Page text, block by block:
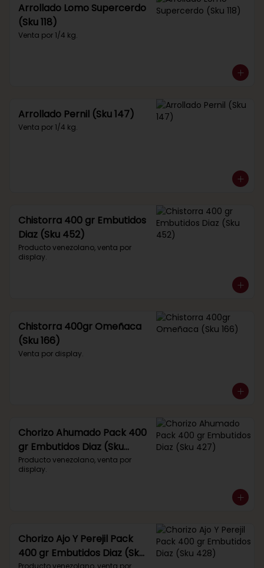
Arrollado Lomo Supercerdo
(Sku 118)
Venta por 1/4 kg.
Arrollado Pernil (Sku 147)
Venta por 1/4 kg.
Chistorra 400 gr Embutidos
Diaz (Sku 452)
Producto venezolano, venta por
display.
Chistorra 400gr Omeñaca
(Sku 166)
Venta por display.
Chorizo Ahumado Pack 400
gr Embutidos Diaz (Sku
427)
Producto venezolano, venta por
display.
Chorizo Ajo Y Perejil Pack
400 gr Embutidos Diaz (Sku
Producto venezolano, venta por